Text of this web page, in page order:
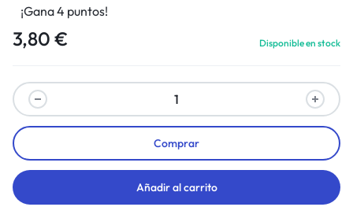
¡Gana 4 puntos!
3,80 € Disponible en stock
Añadir al carrito
Comprar